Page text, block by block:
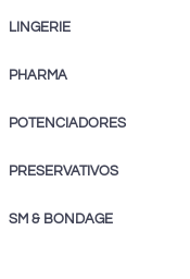
LINGERIE
PHARMA
POTENCIADORES
PRESERVATIVOS
SM & BONDAGE